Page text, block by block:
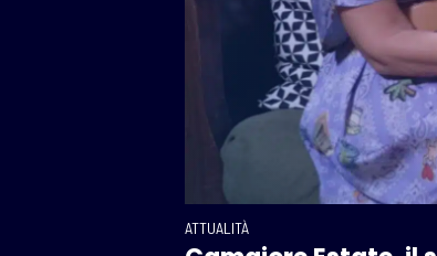
ATTUALITÀ